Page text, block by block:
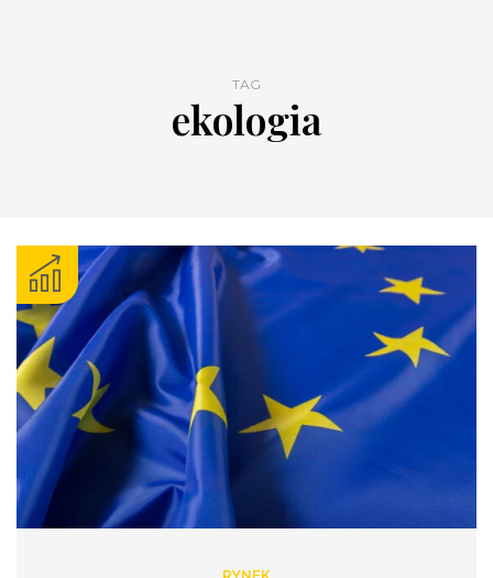
TAG
ekologia
Twoje dane osobowe będą przetwarzane zgodnie z